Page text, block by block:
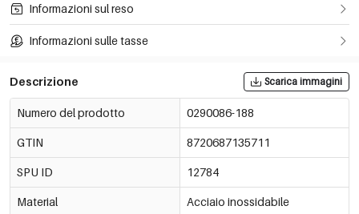
Informazioni sul reso
Informazioni sulle tasse
Descrizione Scarica immagini
Numero del prodotto 0290086-188
GTIN 8720687135711
SPU ID 12784
Material Acciaio inossidabile